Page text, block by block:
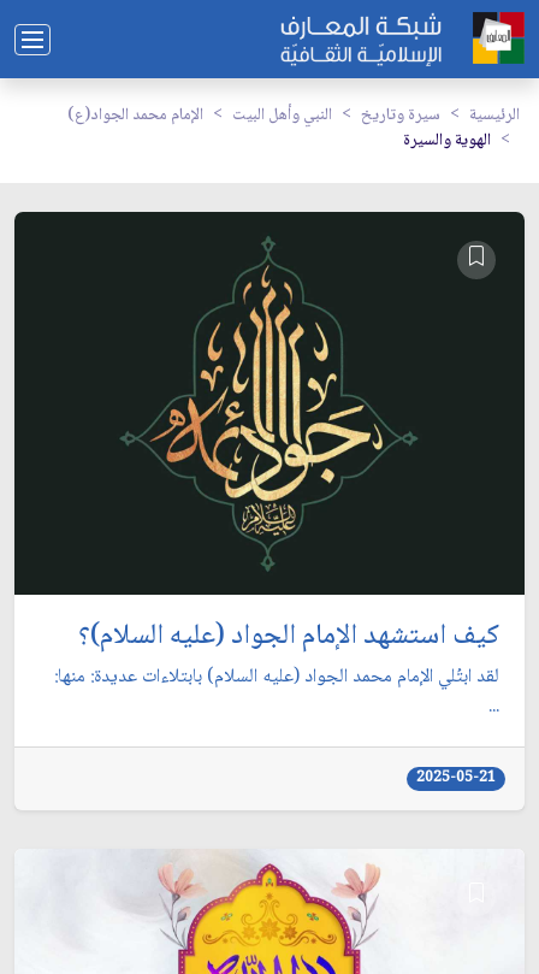
الرئيسية سيرة وتاريخ النبي وأهل البيت
الإمام محمد الجواد(ع)
الهوية والسيرة
كيف استشهد الإمام الجواد (عليه السلام)؟
لقد ابتُلي الإمام محمد الجواد (عليه السلام) بابتلاءات عديدة: منها:
...
2025-05-21